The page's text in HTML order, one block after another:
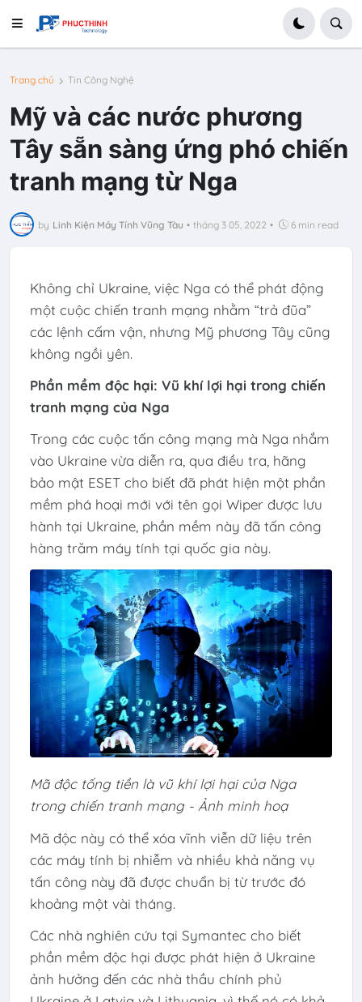
Trang chủ Tin Công Nghệ
Mỹ và các nước phương
Tây sẵn sàng ứng phó chiến
tranh mạng từ Nga
by Linh Kiện Máy Tính Vũng Tàu • tháng 3 05, 2022 • 6 min read
Không chỉ Ukraine, việc Nga có thể phát động
một cuộc chiến tranh mạng nhằm “trả đũa”
các lệnh cấm vận, nhưng Mỹ phương Tây cũng
không ngồi yên.
Phần mềm độc hại: Vũ khí lợi hại trong chiến
tranh mạng của Nga
Trong các cuộc tấn công mạng mà Nga nhắm
vào Ukraine vừa diễn ra, qua điều tra, hãng
bảo mật ESET cho biết đã phát hiện một phần
mềm phá hoại mới với tên gọi Wiper được lưu
hành tại Ukraine, phần mềm này đã tấn công
hàng trăm máy tính tại quốc gia này.
Mã độc tống tiền là vũ khí lợi hại của Nga
trong chiến tranh mạng - Ảnh minh hoạ
Mã độc này có thể xóa vĩnh viễn dữ liệu trên
các máy tính bị nhiễm và nhiều khả năng vụ
tấn công này đã được chuẩn bị từ trước đó
khoảng một vài tháng.
Các nhà nghiên cứu tại Symantec cho biết
phần mềm độc hại được phát hiện ở Ukraine
ảnh hưởng đến các nhà thầu chính phủ